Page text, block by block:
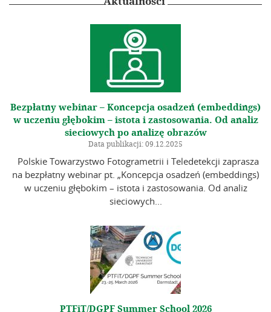
Komitet Naukowy
Redakcja
Wytyczne dla autorów
Wytyczne dla recenzentów
Recenzenci
Wydane tomy
In memoriam
Linki
NOWE WŁADZE POLSKIEGO
TOWARZYSTWA FOTOGRAMETRII I
TELEDETEKCJI WYBRANE
Aktualności
Bezpłatny webinar – Koncepcja osadzeń (embeddings)
w uczeniu głębokim – istota i zastosowania. Od analiz
sieciowych po analizę obrazów
Data publikacji: 09.12.2025
Polskie Towarzystwo Fotogrametrii i Teledetekcji zaprasza
na bezpłatny webinar pt. „Koncepcja osadzeń (embeddings)
sieciowych...